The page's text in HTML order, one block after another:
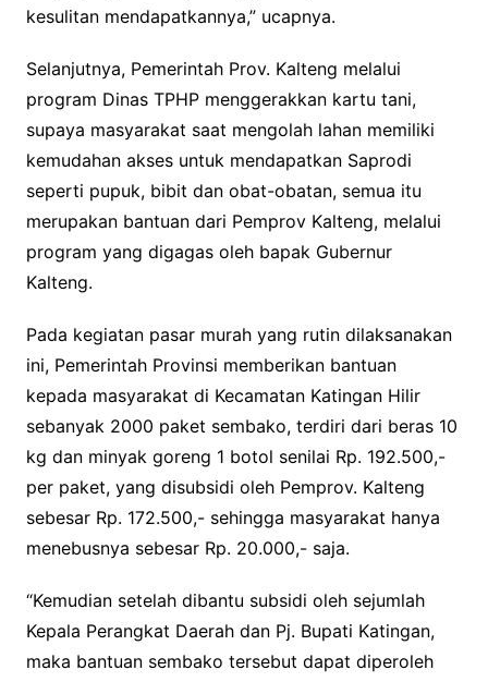
kesulitan mendapatkannya,” ucapnya.
Selanjutnya, Pemerintah Prov. Kalteng melalui
program Dinas TPHP menggerakkan kartu tani,
supaya masyarakat saat mengolah lahan memiliki
kemudahan akses untuk mendapatkan Saprodi
seperti pupuk, bibit dan obat-obatan, semua itu
merupakan bantuan dari Pemprov Kalteng, melalui
program yang digagas oleh bapak Gubernur
Kalteng.
Pada kegiatan pasar murah yang rutin dilaksanakan
ini, Pemerintah Provinsi memberikan bantuan
kepada masyarakat di Kecamatan Katingan Hilir
sebanyak 2000 paket sembako, terdiri dari beras 10
kg dan minyak goreng 1 botol senilai Rp. 192.500,-
per paket, yang disubsidi oleh Pemprov. Kalteng
sebesar Rp. 172.500,- sehingga masyarakat hanya
menebusnya sebesar Rp. 20.000,- saja.
“Kemudian setelah dibantu subsidi oleh sejumlah
Kepala Perangkat Daerah dan Pj. Bupati Katingan,
maka bantuan sembako tersebut dapat diperoleh